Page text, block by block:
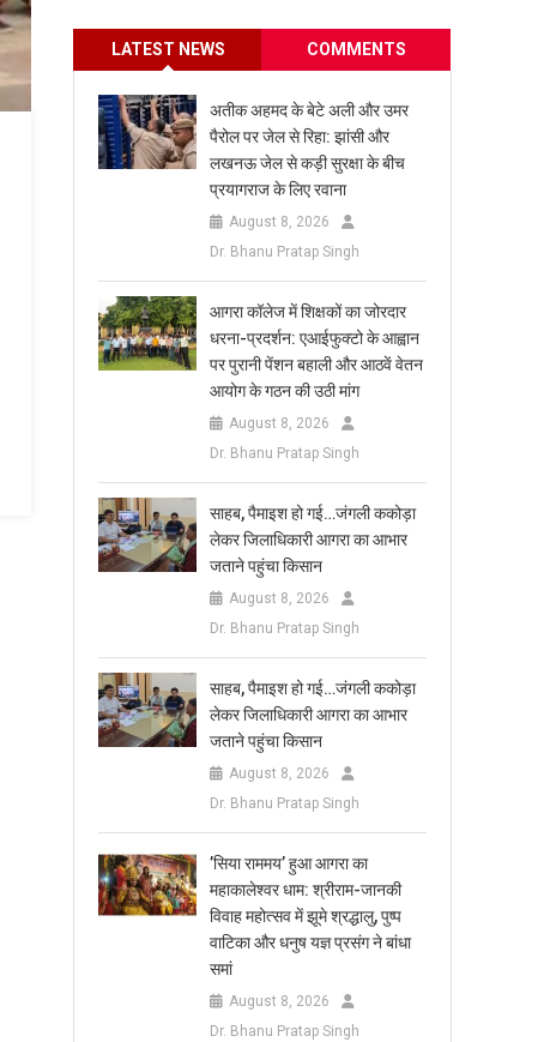
LATEST NEWS COMMENTS
अतीक अहमद के बेटे अली और उमर
पैरोल पर जेल से रिहा: झांसी और
लखनऊ जेल से कड़ी सुरक्षा के बीच
प्रयागराज के लिए रवाना
August 8, 2026
Dr. Bhanu Pratap Singh
आगरा कॉलेज में शिक्षकों का जोरदार
धरना-प्रदर्शन: एआईफुक्टो के आह्वान
पर पुरानी पेंशन बहाली और आठवें वेतन
आयोग के गठन की उठी मांग
August 8, 2026
Dr. Bhanu Pratap Singh
साहब, पैमाइश हो गई…जंगली ककोड़ा
लेकर जिलाधिकारी आगरा का आभार
जताने पहुंचा किसान
August 8, 2026
Dr. Bhanu Pratap Singh
साहब, पैमाइश हो गई…जंगली ककोड़ा
लेकर जिलाधिकारी आगरा का आभार
जताने पहुंचा किसान
August 8, 2026
Dr. Bhanu Pratap Singh
​’सिया राममय’ हुआ आगरा का
महाकालेश्वर धाम: श्रीराम-जानकी
विवाह महोत्सव में झूमे श्रद्धालु, पुष्प
वाटिका और धनुष यज्ञ प्रसंग ने बांधा
समां
August 8, 2026
Dr. Bhanu Pratap Singh